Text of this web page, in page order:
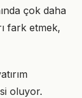
çok daha
fark etmek,
oluyor.